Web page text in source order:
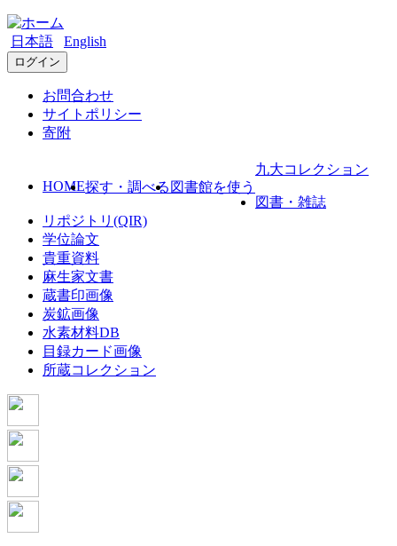
日本語 English
ログイン
お問合わせ
サイトポリシー
寄附
HOME探す・調べる 図書館を使う
九大コレクション
図書・雑誌
リポジトリ(QIR)
学位論文
貴重資料
麻生家文書
蔵書印画像
炭鉱画像
水素材料DB
目録カード画像
所蔵コレクション